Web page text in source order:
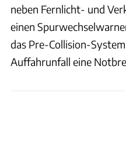
neben Fernlicht- und
einen
das Pre-Collision-
Auffahrunfall eine